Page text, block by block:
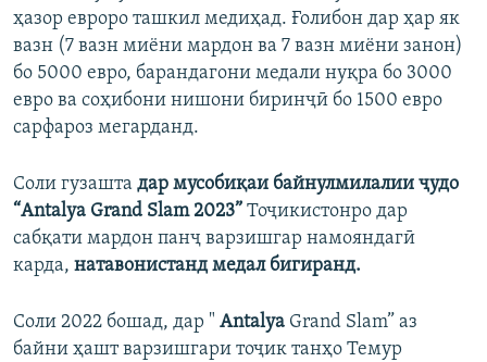
ҳазор евроро ташкил медиҳад. Ғолибон дар ҳар як
вазн (7 вазн миёни мардон ва 7 вазн миёни занон)
бо 5000 евро, барандагони медали нуқра бо 3000
евро ва соҳибони нишони биринҷӣ бо 1500 евро
сарфароз мегарданд.
Соли гузашта дар мусобиқаи байнулмилалии ҷудо
“Antalya Grand Slam 2023” Тоҷикистонро дар
сабқати мардон панҷ варзишгар намояндагӣ
карда, натавонистанд медал бигиранд.
Соли 2022 бошад, дар " Antalya Grand Slam” аз
байни ҳашт варзишгари тоҷик танҳо Темур